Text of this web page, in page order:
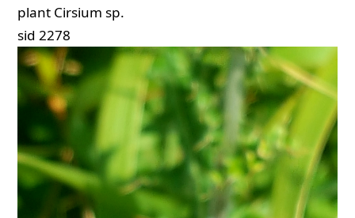
plant Cirsium sp.
sid 2278